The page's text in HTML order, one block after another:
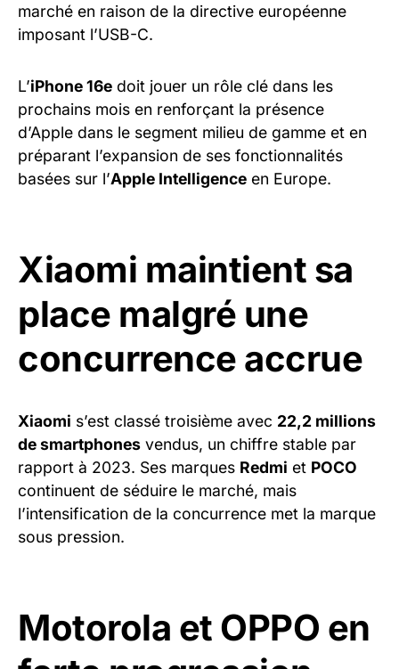
marché en raison de la directive européenne
imposant l’USB-C.
L’iPhone 16e doit jouer un rôle clé dans les
prochains mois en renforçant la présence
d’Apple dans le segment milieu de gamme et en
préparant l’expansion de ses fonctionnalités
basées sur l’Apple Intelligence en Europe.
Xiaomi maintient sa
place malgré une
concurrence accrue
Xiaomi s’est classé troisième avec 22,2 millions
de smartphones vendus, un chiffre stable par
rapport à 2023. Ses marques Redmi et POCO
continuent de séduire le marché, mais
l’intensification de la concurrence met la marque
sous pression.
Motorola et OPPO en